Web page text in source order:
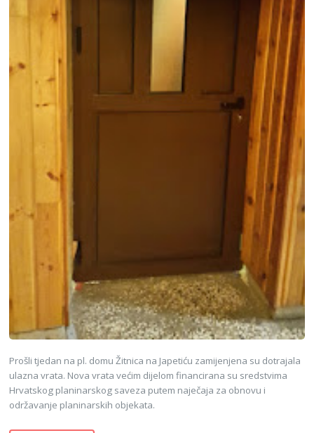
Prošli tjedan na pl. domu Žitnica na Japetiću zamijenjena su dotrajala
ulazna vrata. Nova vrata većim dijelom financirana su sredstvima
Hrvatskog planinarskog saveza putem naječaja za obnovu i
održavanje planinarskih objekata.